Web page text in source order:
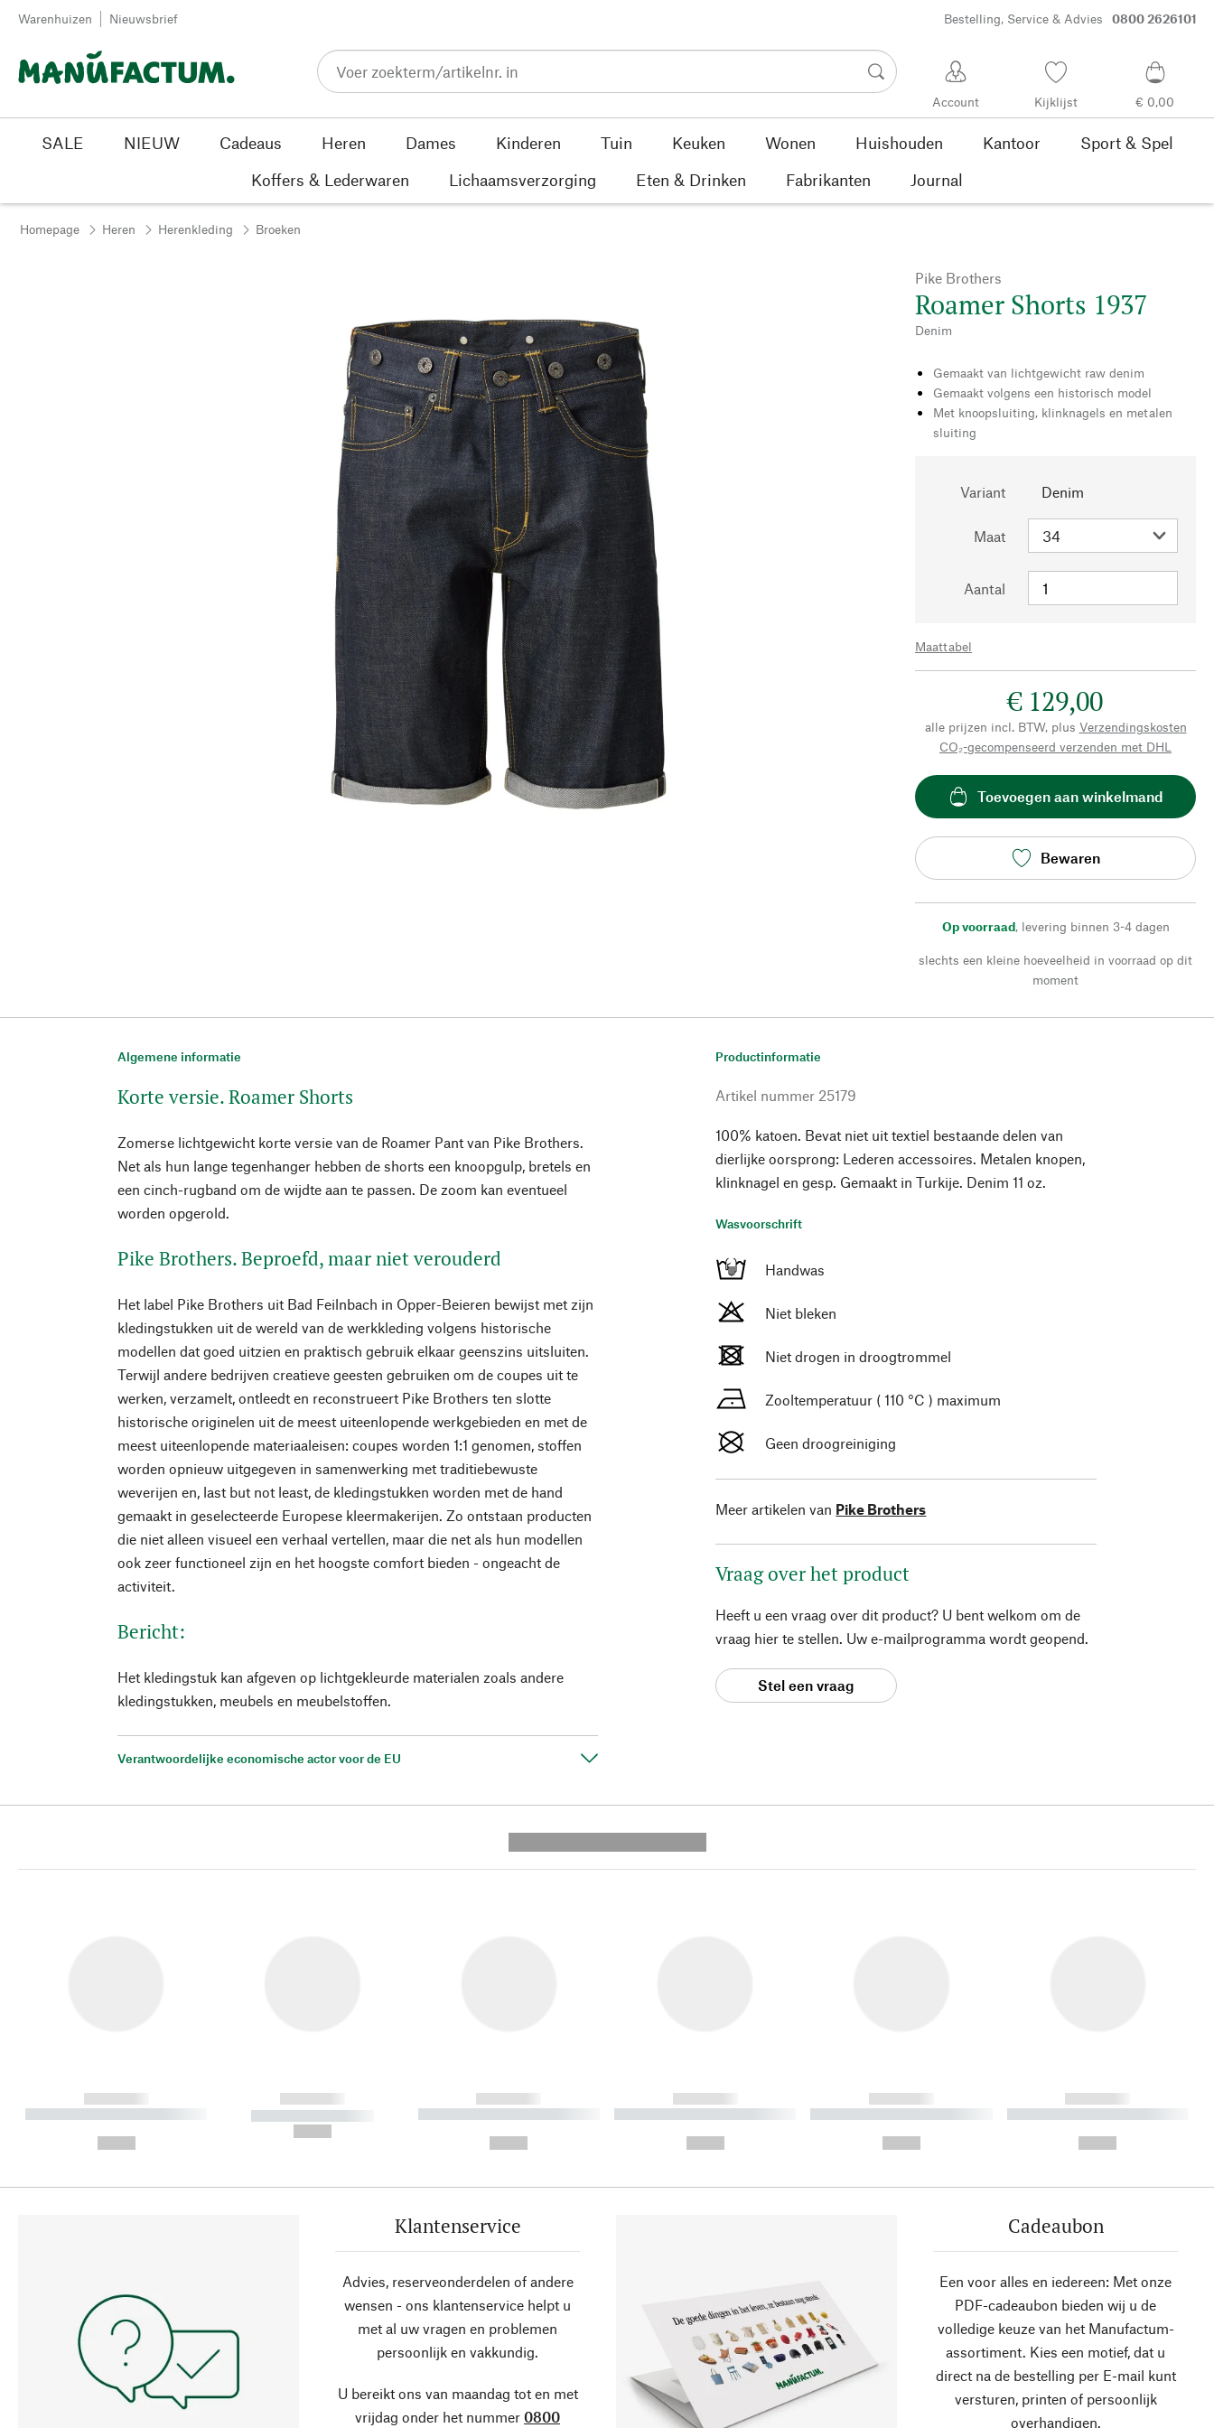
Passer au contenu
Warenhuizen Nieuwsbrief Bestelling, Service & Advies 0800 2626101
Account Kijklijst € 0,00
SALE NIEUW Cadeaus Heren Dames Kinderen Tuin Keuken Wonen Huishouden Kantoor
Sport & Spel
Koffers & Lederwaren
Lichaamsverzorging Eten & Drinken Fabrikanten Journal
Homepage Heren Herenkleding Broeken
Pike Brothers
Roamer Shorts 1937
Denim
Gemaakt van lichtgewicht raw denim
Gemaakt volgens een historisch model
Met knoopsluiting, klinknagels en metalen
sluiting
Variant Denim
Maat
Aantal
Maattabel
€ 129,00
alle prijzen incl. BTW, plus Verzendingskosten
CO₂-gecompenseerd verzenden met DHL
Toevoegen aan winkelmand
Bewaren
Op voorraad, levering binnen 3-4 dagen
slechts een kleine hoeveelheid in voorraad op dit
moment
Algemene informatie
Korte versie. Roamer Shorts
Zomerse lichtgewicht korte versie van de Roamer Pant van Pike Brothers.
Net als hun lange tegenhanger hebben de shorts een knoopgulp, bretels en
een cinch-rugband om de wijdte aan te passen. De zoom kan eventueel
worden opgerold.
Pike Brothers. Beproefd, maar niet verouderd
Het label Pike Brothers uit Bad Feilnbach in Opper-Beieren bewijst met zijn
kledingstukken uit de wereld van de werkkleding volgens historische
modellen dat goed uitzien en praktisch gebruik elkaar geenszins uitsluiten.
Terwijl andere bedrijven creatieve geesten gebruiken om de coupes uit te
werken, verzamelt, ontleedt en reconstrueert Pike Brothers ten slotte
historische originelen uit de meest uiteenlopende werkgebieden en met de
meest uiteenlopende materiaaleisen: coupes worden 1:1 genomen, stoffen
worden opnieuw uitgegeven in samenwerking met traditiebewuste
weverijen en, last but not least, de kledingstukken worden met de hand
gemaakt in geselecteerde Europese kleermakerijen. Zo ontstaan producten
die niet alleen visueel een verhaal vertellen, maar die net als hun modellen
ook zeer functioneel zijn en het hoogste comfort bieden - ongeacht de
activiteit.
Bericht:
Het kledingstuk kan afgeven op lichtgekleurde materialen zoals andere
kledingstukken, meubels en meubelstoffen.
Verantwoordelijke economische actor voor de EU
Productinformatie
Artikel nummer 25179
100% katoen. Bevat niet uit textiel bestaande delen van
dierlijke oorsprong: Lederen accessoires. Metalen knopen,
klinknagel en gesp. Gemaakt in Turkije. Denim 11 oz.
Wasvoorschrift
Handwas
Niet bleken
Niet drogen in droogtrommel
Zooltemperatuur ( 110 °C ) maximum
Geen droogreiniging
Meer artikelen van Pike Brothers
Vraag over het product
Heeft u een vraag over dit product? U bent welkom om de
vraag hier te stellen. Uw e-mailprogramma wordt geopend.
Stel een vraag
------------
----------- ----------- ----------
------------
----------- -----------
------------
----------- ----------- ----------
------------
----------- ----------- ----------
------------
----------- ----------- ----------
------------
----------- ----------- ----------
Klantenservice
Advies, reserveonderdelen of andere
wensen - ons klantenservice helpt u
met al uw vragen en problemen
persoonlijk en vakkundig.
U bereikt ons van maandag tot en met
vrijdag onder het nummer 0800
Cadeaubon
Een voor alles en iedereen: Met onze
PDF-cadeaubon bieden wij u de
volledige keuze van het Manufactum-
assortiment. Kies een motief, dat u
direct na de bestelling per E-mail kunt
versturen, printen of persoonlijk
overhandigen.